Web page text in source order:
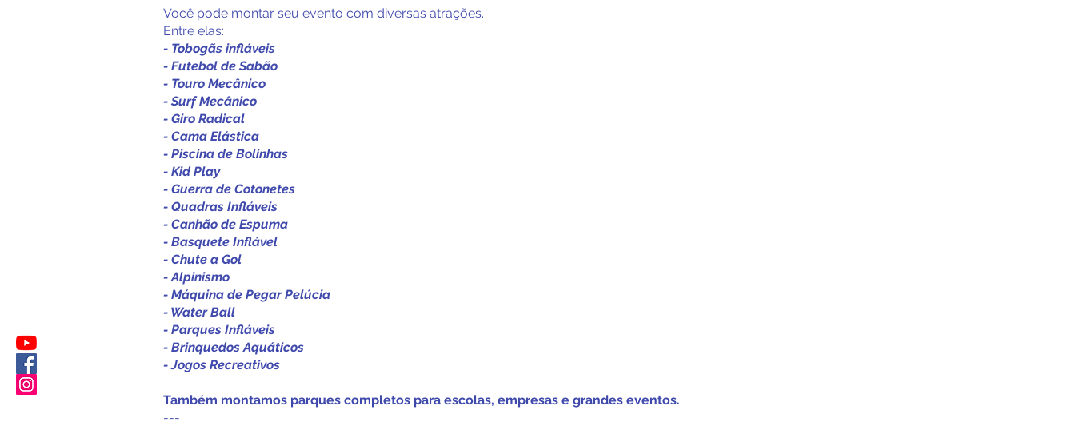
Você pode montar seu evento com diversas atrações.
Entre elas:
- Tobogãs infláveis
- Futebol de Sabão
- Touro Mecânico
- Surf Mecânico
- Giro Radical
- Cama Elástica
- Piscina de Bolinhas
- Kid Play
- Guerra de Cotonetes
- Quadras Infláveis
- Canhão de Espuma
- Basquete Inflável
- Chute a Gol
- Alpinismo
- Máquina de Pegar Pelúcia
- Water Ball
- Parques Infláveis
- Brinquedos Aquáticos
- Jogos Recreativos
Também montamos parques completos para escolas, empresas e grandes eventos.
---